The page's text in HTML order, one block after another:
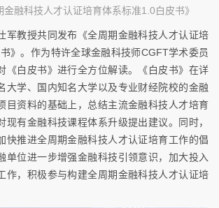
融科技人才认证培育体系标准1.0白皮书》
军教授共同发布《全周期金融科技人才认证培
》。作为特许全球金融科技师CGFT学术委员
《白皮书》进行全方位解读。《白皮书》在详
大学、国内知名大学以及专业财经院校的金融
目资料的基础上，总结主流金融科技人才培育
现有金融科技课程体系升级提出建议。同时，
快推进全周期金融科技人才认证培育工作的倡
单位进一步增强金融科技引领意识，加大投入
作，积极参与构建全周期金融科技人才认证培